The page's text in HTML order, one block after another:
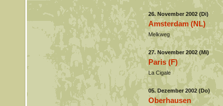
26. November 2002 (Di)
Amsterdam (NL)
Melkweg
27. November 2002 (Mi)
Paris (F)
La Cigale
05. Dezember 2002 (Do)
Oberhausen